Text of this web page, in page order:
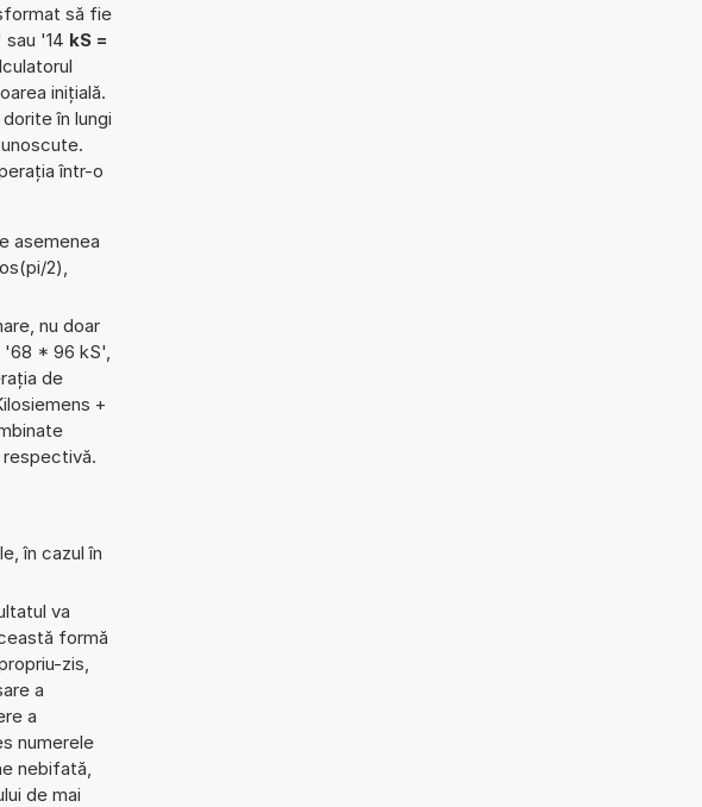
să fie
sau '14 kS =
inițială.
în lungi
într-o
asemenea
2),
nu doar
'68 * 96 kS',
de
+
în cazul în
va
formă
zis,
a
a
numerele
nebifată,
de mai